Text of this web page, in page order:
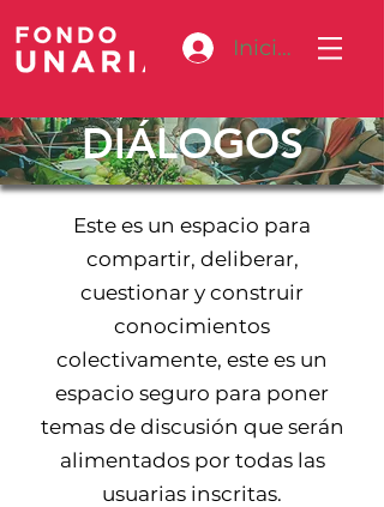
Iniciar sesión
DIÁLOGOS
Este es un espacio para
compartir, deliberar,
cuestionar y construir
conocimientos
colectivamente, este es un
espacio seguro para poner
temas de discusión que serán
alimentados por todas las
usuarias inscritas.